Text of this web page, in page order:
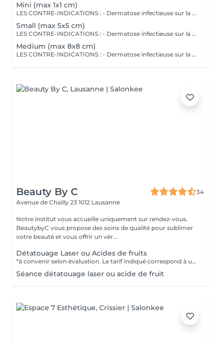
Mini (max 1x1 cm)
LES CONTRE-INDICATIONS : - Dermatose infectieuse sur la zone à traiter (herpès, psoriasis, eczéma, antécédent de mélanome), - Crème auto-bronzante ou activateur de bronzage, - Traitement médicaux : antidépresseurs, anxiolytique et traitement anti-épileptique, - Anti-inflammatoires non stéroidiens : ibuprofen, diclofenacum natrium, acide méfénamique.
Small (max 5x5 cm)
LES CONTRE-INDICATIONS : - Dermatose infectieuse sur la zone à traiter (herpès, psoriasis, eczéma, antécédent de mélanome), - Crème auto-bronzante ou activateur de bronzage, - Traitement médicaux : antidépresseurs, anxiolytique et traitement anti-épileptique, - Anti-inflammatoires non stéroidiens : ibuprofen, diclofenacum natrium, acide méfénamique.
Medium (max 8x8 cm)
LES CONTRE-INDICATIONS : - Dermatose infectieuse sur la zone à traiter (herpès, psoriasis, eczéma, antécédent de mélanome), - Crème auto-bronzante ou activateur de bronzage, - Traitement médicaux : antidépresseurs, anxiolytique et traitement anti-épileptique, - Anti-inflammatoires non stéroidiens : ibuprofen, diclofenacum natrium, acide méfénamique.
Beauty By C
34
Avenue de Chailly 23 1012 Lausanne
Notre institut vous accueille uniquement sur rendez-vous.
BeautybyC vous propose des soins de qualité pour sublimer
votre beauté et vous offrir un vér...
Détatouage Laser ou Acides de fruits
*à convenir selon évaluation. Le tarif indiqué correspond à une séance.
Séance détatouage laser ou acide de fruit